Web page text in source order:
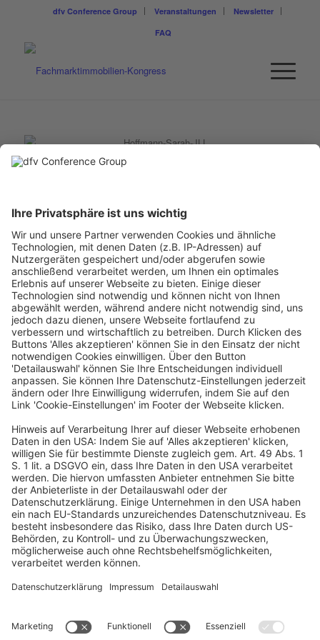
dfv Conference Group Veranstaltungen
Newsletter
FAQ
SARAH HOFFMANN
Jones Lang LaSalle SE
Sarah Hoffmann blickt auf 15 Jahre Expertise im
Gewerbeimmobilienbereich zurück. Ihre Karriere begann bei
einem mittelständischen Immobilienberater, wo sie über sieben
Jahre umfassende Transaktionserfahrung in verschiedenen
Assetklassen sammelte.
2014 wechselte sie zu JLL in den Bereich Retail Investment.
Nach ihrem Einstieg als Senior Consultant im norddeutschen
Team übernahm sie 2016 dessen regionale Leitung. Seit 2021
verantwortet sie als Head of Retail Investment Germany das
bundesweite Geschäft.
Sarah Hoffmann verfügt zudem über ein ausgeprägtes Netzwerk
Anlegerkreisen.
Ein Business-Event von: